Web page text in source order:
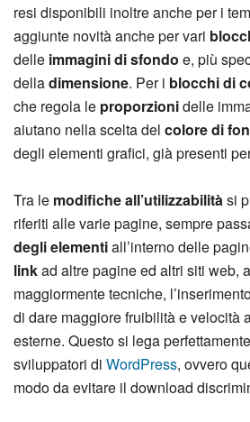
resi disponibili inoltre anche per i
aggiunte novità anche per vari
delle immagini di sfondo e, più
delladimensione. Per i blocchi di
che regola le proporzionidelle
aiutano nella scelta del colore di
degli elementi grafici, già presenti
Tra le modifiche all’utilizzabilitàsi
riferiti alle varie pagine, sempre
degli elementiall’interno delle
linkad altre pagine ed altri siti web,
maggiormente tecniche,
di dare maggiore fruibilità e velocità
esterne. Questo si lega
sviluppatori di WordPress, ovvero
modo da evitare il download